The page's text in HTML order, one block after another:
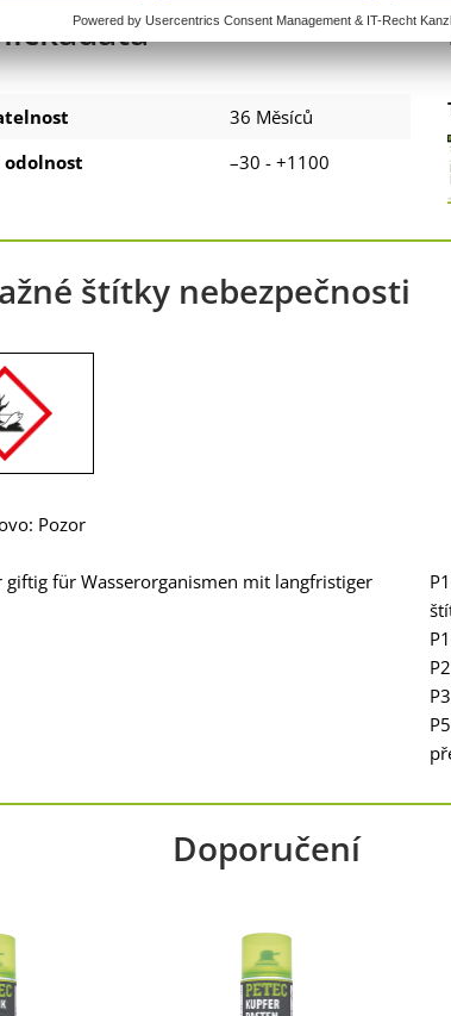
36 Měsíců
–30 - +1100
štítky nebezpečnosti
Pozor
giftig für Wasserorganismen mit langfristiger
Doporučení